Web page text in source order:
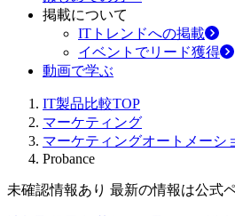
掲載について
ITトレンドへの掲載
イベントでリード獲得
動画で学ぶ
IT製品比較TOP
マーケティング
マーケティングオートメーシ
Probance
未確認情報あり 最新の情報は公式